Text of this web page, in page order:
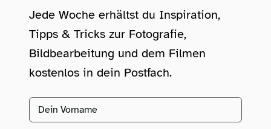
Jede Woche erhältst du Inspiration,
Tipps & Tricks zur Fotografie,
Bildbearbeitung und dem Filmen
kostenlos in dein Postfach.
Vorname